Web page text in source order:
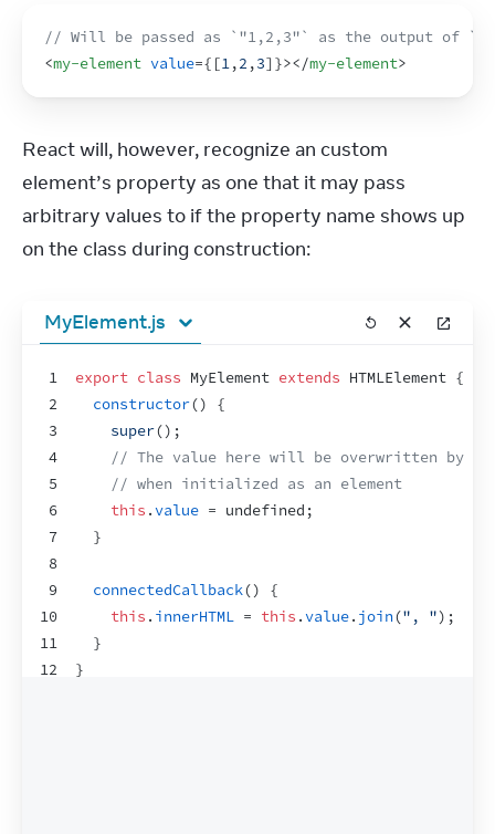
// Will be passed as `"1,2,3"` as the output of
<my-element value={ [1,2 ,3] }></my-element>
React will, however, recognize an custom
element’s property as one that it may pass
arbitrary values to if the property name shows up
on the class during construction:
MyElement.js
1
2
3
4
5
6
7
8
9
10
11
12
export class MyElement extends HTMLElement {
constructor()
{
super() ;
// The value here will be overwritten by
// when initialized as an element
this .value = undefined ;
}
connectedCallback()
{
this . innerHTML = this .value. join(", ") ;
}
}